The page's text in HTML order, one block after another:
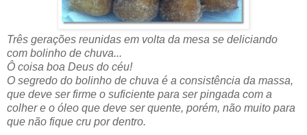
Três gerações reunidas em volta da mesa se deliciando
com bolinho de chuva...
Ô coisa boa Deus do céu!
O segredo do bolinho de chuva é a consistência da massa,
que deve ser firme o suficiente para ser pingada com a
colher e o óleo que deve ser quente, porém, não muito para
que não fique cru por dentro.